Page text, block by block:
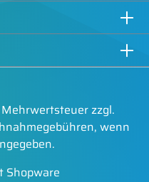
zzgl.
wenn
Shopware